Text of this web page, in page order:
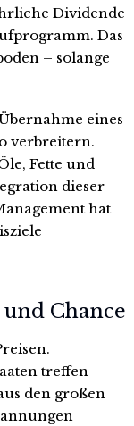
Dividende
Das
– solange
eines
verbreitern.
Fette und
dieser
hat
Chance
treffen
den großen